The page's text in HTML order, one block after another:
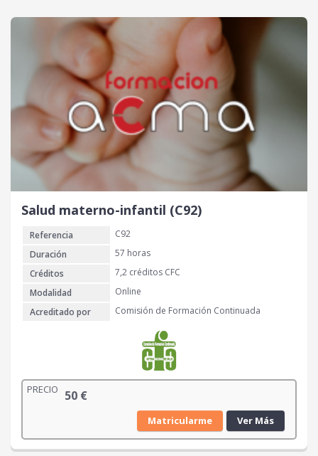
Salud materno-infantil (C92)
Referencia
C92
Duración
57 horas
Créditos
7,2 créditos CFC
Modalidad
Online
Acreditado por
Comisión de Formación Continuada
PRECIO 50 €
Matricularme Ver Más